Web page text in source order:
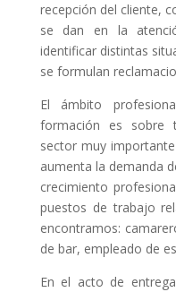
recepción del cliente,
se dan en la
identificar distintas
se formulan
El ámbito
formación es sobre
sector muy
aumenta la demanda
crecimiento
puestos de trabajo
encontramos:
de bar, empleado de
En el acto de